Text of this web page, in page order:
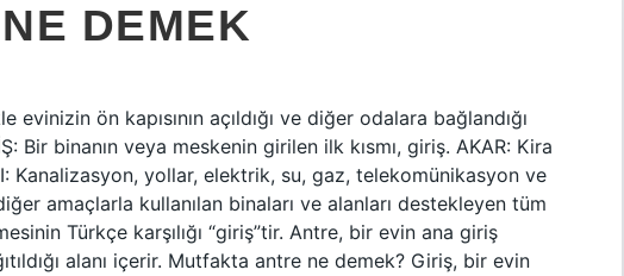
DEMEK
ön kapısının açıldığı ve diğer odalara bağlandığı
Bir binanın veya meskenin girilen ilk kısmı, giriş. AKAR: Kira
Kanalizasyon, yollar, elektrik, su, gaz, telekomünikasyon ve
amaçlarla kullanılan binaları ve alanları destekleyen tüm
Türkçe karşılığı “giriş”tir. Antre, bir evin ana giriş
alanı içerir. Mutfakta antre ne demek? Giriş, bir evin